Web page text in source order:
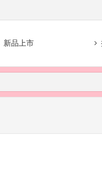
新品上市